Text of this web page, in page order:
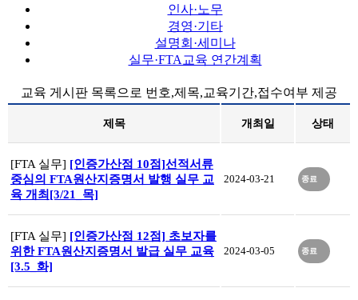
인사·노무
경영·기타
설명회·세미나
실무·FTA교육 연간계획
교육 게시판 목록으로 번호,제목,교육기간,접수여부 제공
제목 개최일 상태
[FTA 실무] [인증가산점 10점]선적서류
중심의 FTA원산지증명서 발행 실무 교
육 개최[3/21_목]
2024-03-21 종료
[FTA 실무] [인증가산점 12점] 초보자를
위한 FTA원산지증명서 발급 실무 교육
[3.5_화]
2024-03-05 종료